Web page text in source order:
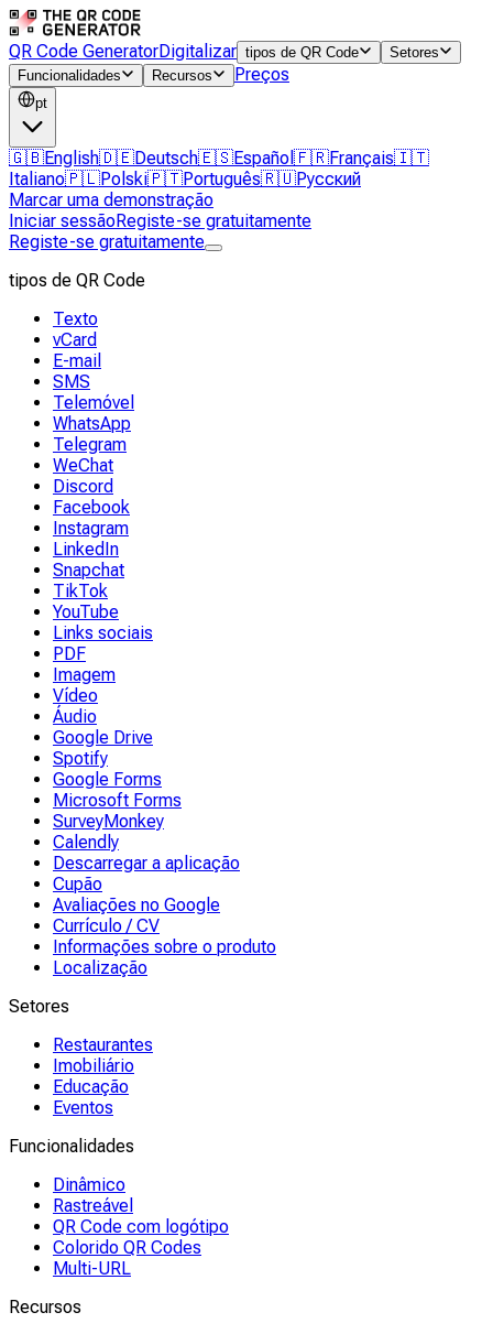
QR Code GeneratorDigitalizar tipos de QR Code
Setores
Funcionalidades
Recursos Preços
pt
🇬🇧English🇩🇪Deutsch🇪🇸Español 🇫🇷Français🇮🇹
Italiano🇵🇱Polski🇵🇹Português🇷🇺Русский
Marcar uma demonstração
Iniciar sessãoRegiste-se gratuitamente
Registe-se gratuitamente
tipos de QR Code
Texto
vCard
E-mail
SMS
Telemóvel
WhatsApp
Telegram
WeChat
Discord
Facebook
Instagram
LinkedIn
Snapchat
TikTok
YouTube
Links sociais
PDF
Imagem
Vídeo
Áudio
Google Drive
Spotify
Google Forms
Microsoft Forms
SurveyMonkey
Calendly
Descarregar a aplicação
Cupão
Avaliações no Google
Currículo / CV
Informações sobre o produto
Localização
Setores
Restaurantes
Imobiliário
Educação
Eventos
Funcionalidades
Dinâmico
Rastreável
QR Code com logótipo
Colorido QR Codes
Multi-URL
Recursos